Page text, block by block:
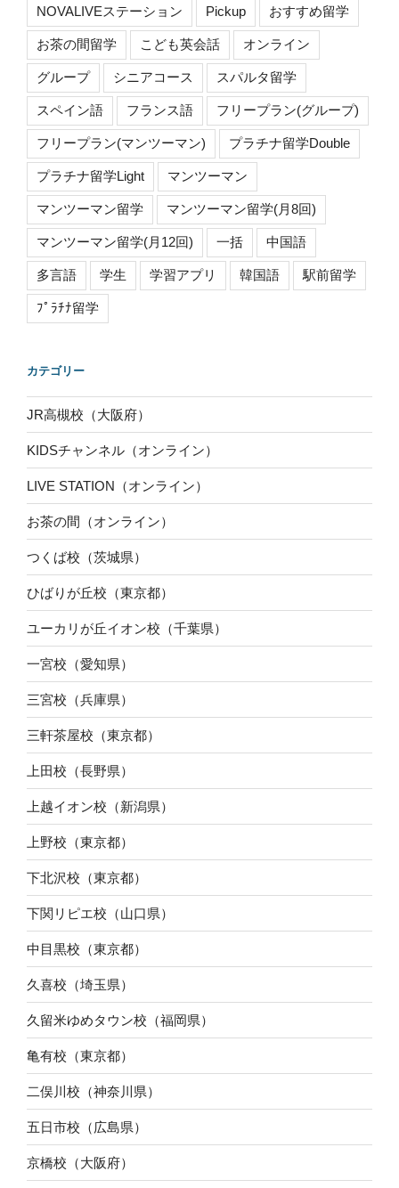
NOVALIVEステーション Pickup おすすめ留学
お茶の間留学 こども英会話 オンライン
グループ シニアコース スパルタ留学
スペイン語 フランス語 フリープラン(グループ)
フリープラン(マンツーマン) プラチナ留学Double
プラチナ留学Light マンツーマン
マンツーマン留学 マンツーマン留学(月8回)
マンツーマン留学(月12回) 一括 中国語
多言語 学生 学習アプリ 韓国語 駅前留学
ﾌﾟﾗﾁﾅ留学
カテゴリー
JR高槻校（大阪府）
KIDSチャンネル（オンライン）
LIVE STATION（オンライン）
お茶の間（オンライン）
つくば校（茨城県）
ひばりが丘校（東京都）
ユーカリが丘イオン校（千葉県）
一宮校（愛知県）
三宮校（兵庫県）
三軒茶屋校（東京都）
上田校（長野県）
上越イオン校（新潟県）
上野校（東京都）
下北沢校（東京都）
下関リピエ校（山口県）
中目黒校（東京都）
久喜校（埼玉県）
久留米ゆめタウン校（福岡県）
亀有校（東京都）
二俣川校（神奈川県）
五日市校（広島県）
京橋校（大阪府）